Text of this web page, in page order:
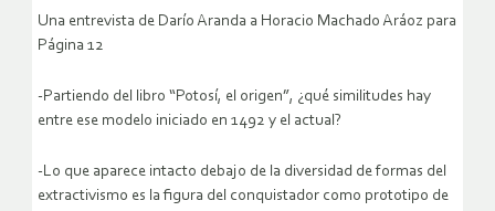
Una entrevista de Darío Aranda a Horacio Machado Aráoz para
Página 12
-Partiendo del libro “Potosí, el origen”, ¿qué similitudes hay
entre ese modelo iniciado en 1492 y el actual?
-Lo que aparece intacto debajo de la diversidad de formas del
extractivismo es la figura del conquistador como prototipo de